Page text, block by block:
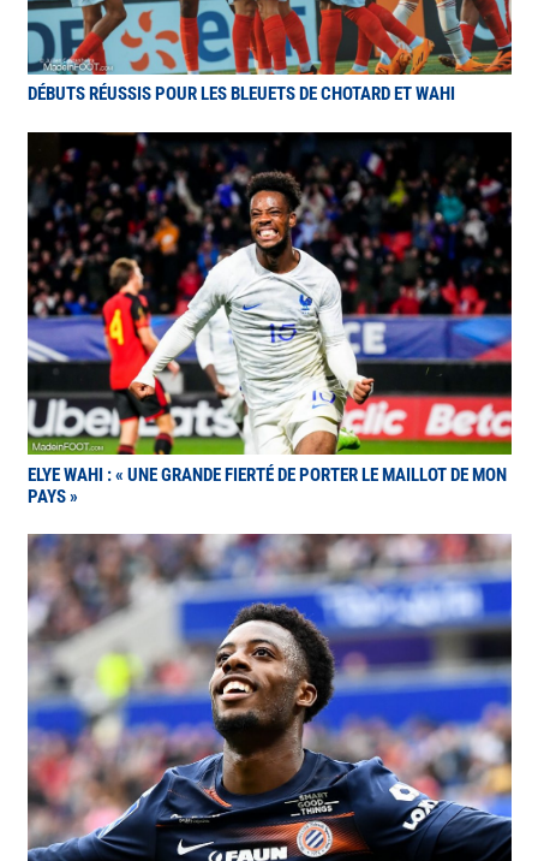
DÉBUTS RÉUSSIS POUR LES BLEUETS DE CHOTARD ET WAHI
ELYE WAHI : « UNE GRANDE FIERTÉ DE PORTER LE MAILLOT DE MON
PAYS »